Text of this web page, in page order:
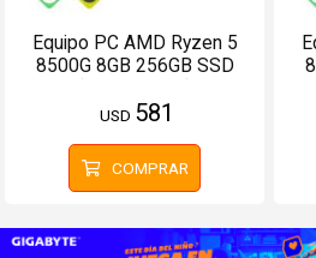
Equipo PC AMD Ryzen 5
8500G 8GB 256GB SSD
USD 581
COMPRAR